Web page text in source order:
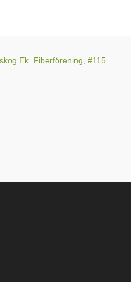
Ek. Fiberförening, #115